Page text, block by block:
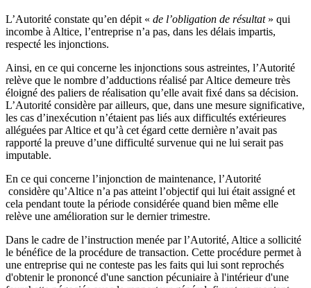
L’Autorité constate qu’en dépit « de l’obligation de résultat» qui
incombe à Altice, l’entreprise n’a pas, dans les délais impartis,
respecté les injonctions.
Ainsi, en ce qui concerne les injonctions sous astreintes, l’Autorité
relève que le nombre d’adductions réalisé par Altice demeure très
éloigné des paliers de réalisation qu’elle avait fixé dans sa décision.
L’Autorité considère par ailleurs, que, dans une mesure significative,
les cas d’inexécution n’étaient pas liés aux difficultés extérieures
alléguées par Altice et qu’à cet égard cette dernière n’avait pas
rapporté la preuve d’une difficulté survenue qui ne lui serait pas
imputable.
En ce qui concerne l’injonction de maintenance, l’Autorité
considère qu’Altice n’a pas atteint l’objectif qui lui était assigné et
cela pendant toute la période considérée quand bien même elle
relève une amélioration sur le dernier trimestre.
Dans le cadre de l’instruction menée par l’Autorité, Altice a sollicité
le bénéfice de la procédure de transaction. Cette procédure permet à
une entreprise qui ne conteste pas les faits qui lui sont reprochés
d'obtenir le prononcé d'une sanction pécuniaire à l'intérieur d'une